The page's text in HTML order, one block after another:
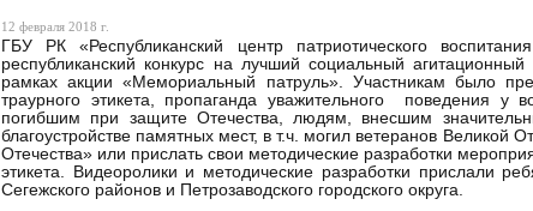
12 февраля 2018 г.
ГБУ РК «Республиканский центр патриотического
республиканский конкурс на лучший социальный
рамках акции «Мемориальный патруль». Участникам было
траурного этикета, пропаганда уважительного поведения у
погибшим при защите Отечества, людям, внесшим
благоустройстве памятных мест, в т.ч. могил ветеранов Великой
Отечества» или прислать свои методические разработки
этикета. Видеоролики и методические разработки прислали
Сегежского районов и Петрозаводского городского округа.